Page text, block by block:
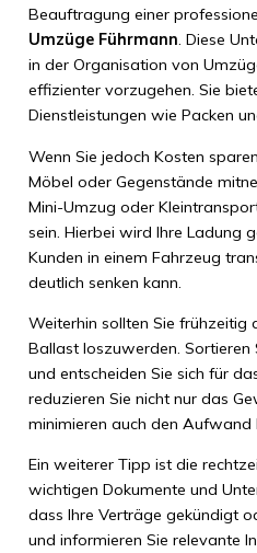
Beauftragung einer
Umzüge Führmann. Diese
in der Organisation von
effizienter vorzugehen. Sie
Dienstleistungen wie Packen
Wenn Sie jedoch Kosten
Möbel oder Gegenstände
Mini-Umzug oder
sein. Hierbei wird Ihre Ladung
Kunden in einem Fahrzeug
deutlich senken kann.
Weiterhin sollten Sie frühzeitig
Ballast loszuwerden. Sortieren
und entscheiden Sie sich für
reduzieren Sie nicht nur das
minimieren auch den Aufwand
Ein weiterer Tipp ist die
wichtigen Dokumente und
dass Ihre Verträge gekündigt
und informieren Sie relevante